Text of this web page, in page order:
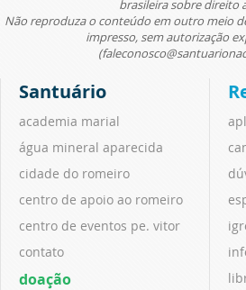
brasileira sobre direito
Não reproduza o conteúdo em outro meio
impresso, sem autorização
Santuário
academia marial
água mineral aparecida
cidade do romeiro
centro de apoio ao romeiro
centro de eventos pe. vitor
contato
doação